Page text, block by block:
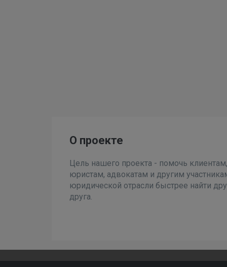
О проекте
Цель нашего проекта - помочь клиентам,
юристам, адвокатам и другим
юридической отрасли быстрее найти
друга.